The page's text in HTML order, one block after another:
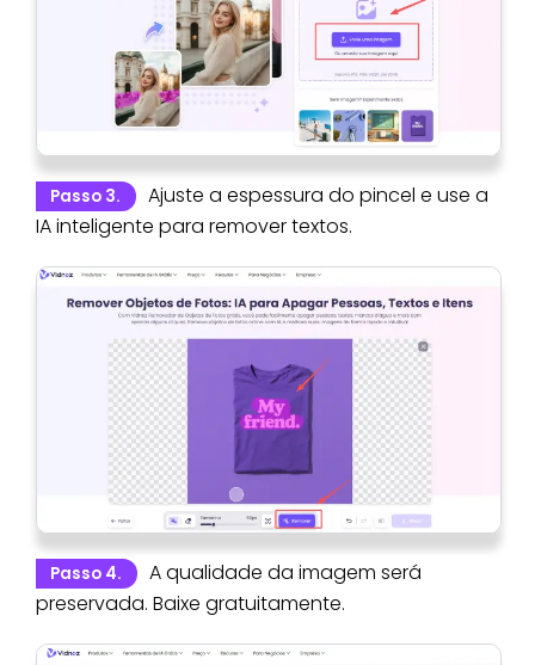
Passo 3.
Ajuste a espessura do pincel e use a
IA inteligente para remover textos.
Passo 4.
A qualidade da imagem será
preservada. Baixe gratuitamente.